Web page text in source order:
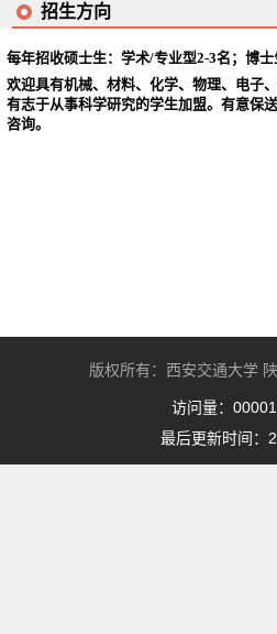
招生方向
每年招收硕士生：学术/专业型2-3名；博士
欢迎具有机械、材料、化学、物理、电子
有志于从事科学研究的学生加盟。有意保
咨询。
版权所有：西安交通大学
访问量：
最后更新时间：